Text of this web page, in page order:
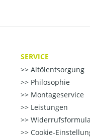
SERVICE
Altölentsorgung
Philosophie
Montageservice
Leistungen
Cookie-